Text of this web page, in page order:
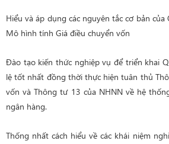
Hiểu và áp dụng các nguyên tắc cơ bản của
Mô hình tính Giá điều chuyển vốn
Đào tạo kiến thức nghiệp vụ để triển khai
lệ tốt nhất đồng thời thực hiện tuân thủ
vốn và Thông tư 13 của NHNN về hệ
ngân hàng.
Thống nhất cách hiểu về các khái niệm